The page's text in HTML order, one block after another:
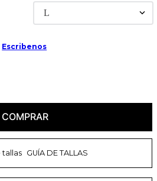
L
Escribenos
COMPRAR
GUÍA DE TALLAS